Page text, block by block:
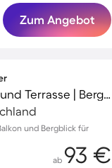
Zum Angebot
Ferienwohnung mit Garten, Grill und Terrasse | Bergblick
und Bergblick für
ab 93 €